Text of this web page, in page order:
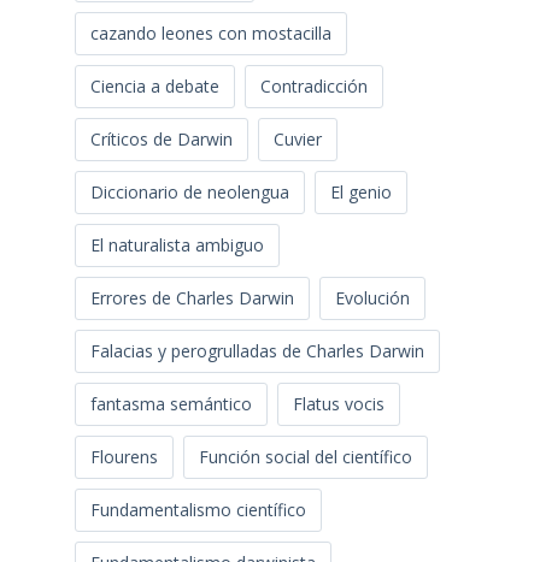
cazando leones con mostacilla
Ciencia a debate Contradicción
Críticos de Darwin Cuvier
Diccionario de neolengua El genio
El naturalista ambiguo
Errores de Charles Darwin Evolución
Falacias y perogrulladas de Charles Darwin
fantasma semántico Flatus vocis
Flourens Función social del científico
Fundamentalismo científico